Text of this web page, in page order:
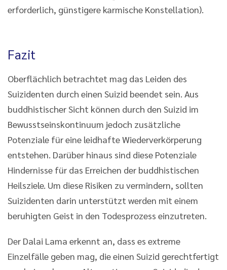
erforderlich, günstigere karmische Konstellation).
Fazit
Oberflächlich betrachtet mag das Leiden des
Suizidenten durch einen Suizid beendet sein. Aus
buddhistischer Sicht können durch den Suizid im
Bewusstseinskontinuum jedoch zusätzliche
Potenziale für eine leidhafte Wiederverkörperung
entstehen. Darüber hinaus sind diese Potenziale
Hindernisse für das Erreichen der buddhistischen
Heilsziele. Um diese Risiken zu vermindern, sollten
Suizidenten darin unterstützt werden mit einem
beruhigten Geist in den Todesprozess einzutreten.
Der Dalai Lama erkennt an, dass es extreme
Einzelfälle geben mag, die einen Suizid gerechtfertigt